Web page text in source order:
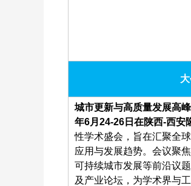
城市更新与高质量发展高
年6月24-26日在陕西-西安
性学术盛会，旨在汇聚全
应用与发展趋势。会议聚
可持续城市发展等前沿议
及产业论坛，为学术界与